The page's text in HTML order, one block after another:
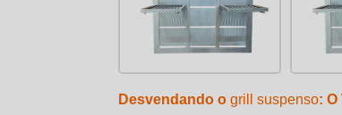
Desvendando o grill suspenso: